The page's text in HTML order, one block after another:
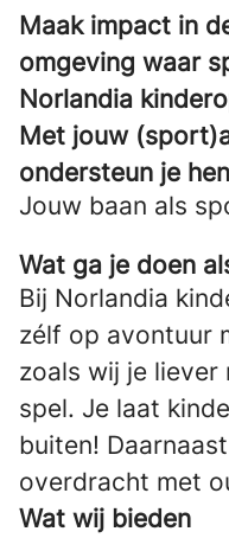
Maak impact in
omgeving waar
Norlandia
Met jouw
ondersteun je
Jouw baan als
Wat ga je doen
Bij Norlandia
zélf op avontuur
zoals wij je liever
spel. Je laat
buiten!
overdracht met
Wat wij bieden